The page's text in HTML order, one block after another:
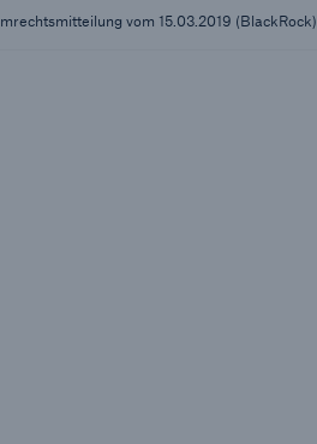
vom 15.03.2019 (BlackRock)
in Munich Re